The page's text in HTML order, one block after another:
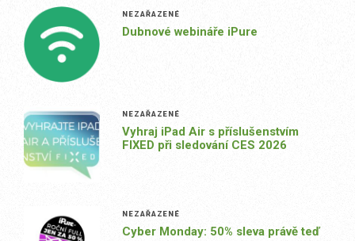
NEZAŘAZENÉ
Dubnové webináře iPure
NEZAŘAZENÉ
Vyhraj iPad Air s příslušenstvím
FIXED při sledování CES 2026
NEZAŘAZENÉ
Cyber Monday: 50% sleva právě teď